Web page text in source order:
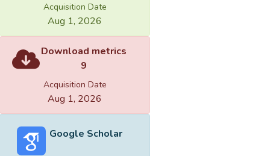
Acquisition Date
Aug 1, 2026
Download metrics
9
Acquisition Date
Aug 1, 2026
Google Scholar